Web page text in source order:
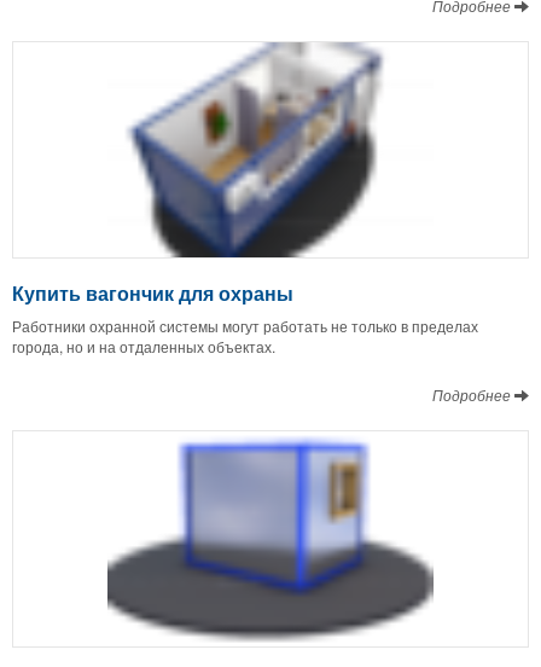
Подробнее
Купить вагончик для охраны
Работники охранной системы могут работать не только в пределах
города, но и на отдаленных объектах.
Подробнее